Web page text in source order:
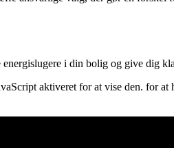
i din bolig og give dig
aktiveret for at vise den. for at